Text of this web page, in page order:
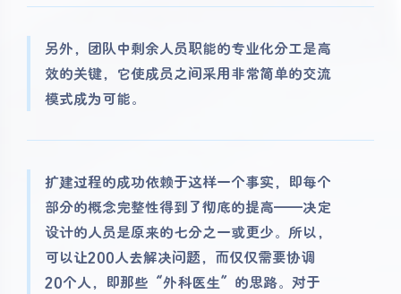
另外，团队中剩余人员职能的专业化分工是高
效的关键，它使成员之间采用非常简单的交流
模式成为可能。
扩建过程的成功依赖于这样一个事实，即每个
部分的概念完整性得到了彻底的提高——决定
设计的人员是原来的七分之一或更少。所以，
可以让200人去解决问题，而仅仅需要协调
20个人，即那些“外科医生”的思路。对于